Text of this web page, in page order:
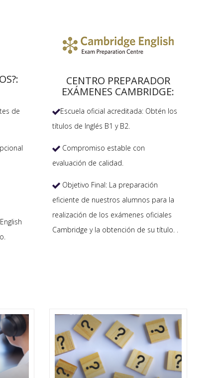
de
CENTRO PREPARADOR
EXÁMENES CAMBRIDGE:
Escuela oficial acreditada: Obtén los
títulos de Inglés B1 y B2.
Compromiso estable con
evaluación de calidad.
Objetivo Final: La preparación
eficiente de nuestros alumnos para la
realización de los exámenes oficiales
Cambridge y la obtención de su título. .